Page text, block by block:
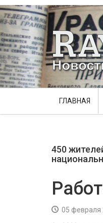
ГЛАВНАЯ
450
05 февраля